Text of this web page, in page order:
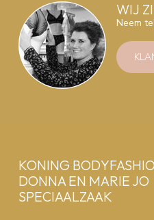
WIJ
Neem
KONING
DONNA EN MARIE JO
SPECIAALZAAK